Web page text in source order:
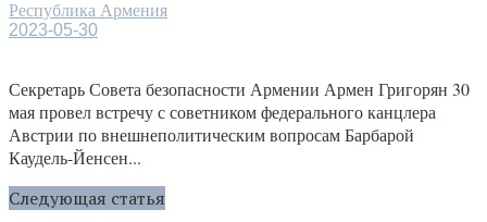
Республика Армения
2023-05-30
Секретарь Совета безопасности Армении Армен Григорян 30
мая провел встречу с советником федерального канцлера
Австрии по внешнеполитическим вопросам Барбарой
Каудель-Йенсен...
Следующая статья